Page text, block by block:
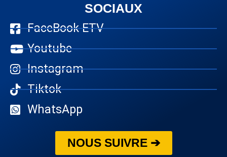
SOCIAUX
FaceBook ETV
Youtube
Instagram
Tiktok
WhatsApp
NOUS SUIVRE ➔